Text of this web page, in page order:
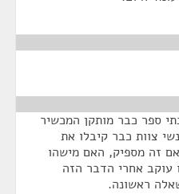
ספר כבר מותקן המכשיר
צוות כבר קיבלו את
זה מספיק, האם מישהו
אחרי הדבר הזה
ראשונה.